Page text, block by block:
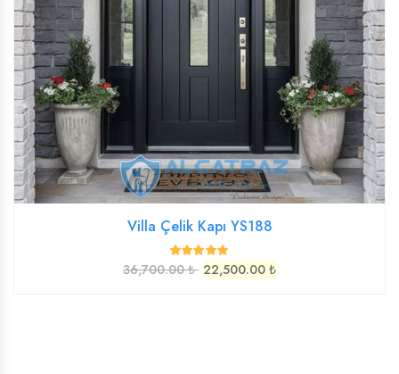
Villa Çelik Kapı YS188
36,700.00 ₺ 22,500.00 ₺